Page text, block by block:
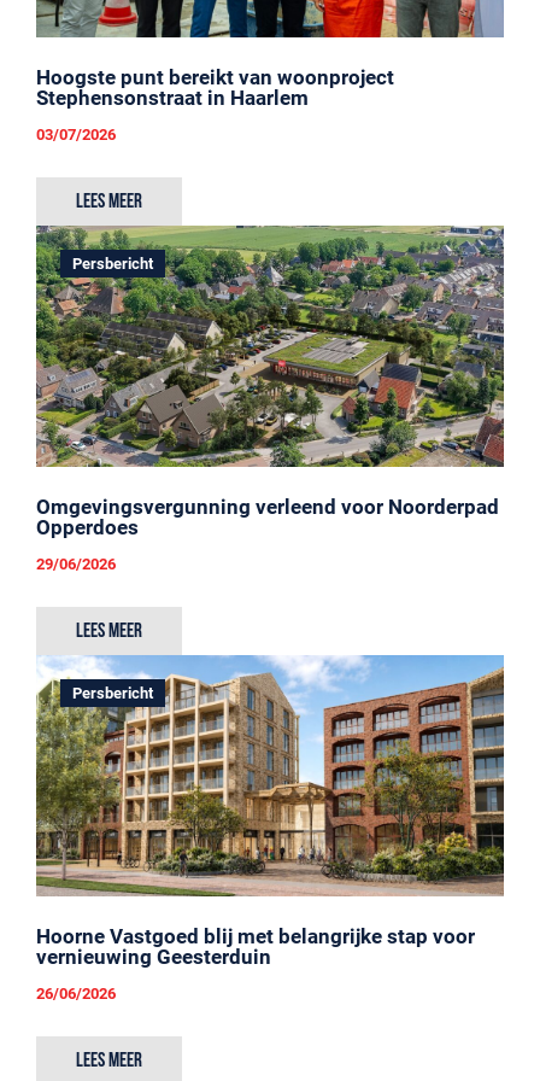
Hoogste punt bereikt van woonproject
Stephensonstraat in Haarlem
03/07/2026
Lees meer
Persbericht
Omgevingsvergunning verleend voor Noorderpad
Opperdoes
29/06/2026
Lees meer
Persbericht
Hoorne Vastgoed blij met belangrijke stap voor
vernieuwing Geesterduin
26/06/2026
Lees meer